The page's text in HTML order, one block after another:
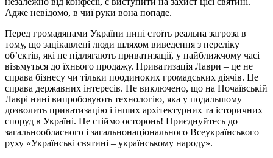
Адже невідомо, в чиї руки вона попаде.
Перед громадянами України нині стоїть реальна загроза в
тому, що зацікавлені люди шляхом виведення з переліку
об’єктів, які не підлягають приватизації, у найближчому часі
візьмуться до їхнього продажу. Приватизація Лаври – це не
справа бізнесу чи тільки поодиноких громадських діячів. Це
справа державних інтересів. Не виключено, що на Почаївській
Лаврі нині випробовують технологію, яка у подальшому
дозволить приватизацію і інших архітектурних та історичних
споруд в Україні. Не стіймо осторонь! Приєднуйтесь до
загальнообласного і загальнонаціонального Всеукраїнського
руху «Українські святині – українському народу».